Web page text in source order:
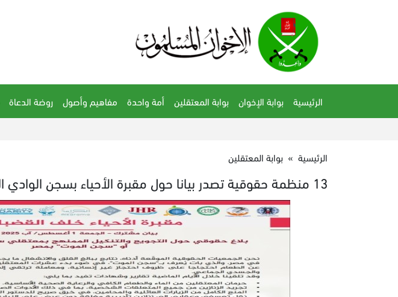
الرئيسية بوابة الإخوان بوابة المعتقلين أمة واحدة مفاهيم وأصول روضة الدعاة
الرئيسية » بوابة المعتقلين
13 منظمة حقوقية تصدر بيانا حول مقبرة الأحياء بسجن الوادي الجديد